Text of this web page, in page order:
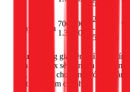
500.000
Sanyo/Aqua
700.000 -
1.300.000
200.000
-
500.000
Lưu ý:
Bảng giá trên chỉ mang
viên của 1Fix sẽ kiểm tra model
xác, trọn gói cho bạn trước khi
phát sinh thêm chi phí.